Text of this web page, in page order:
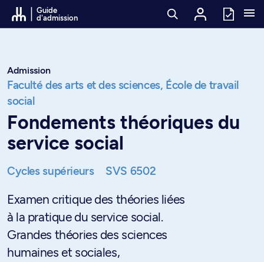
Passer au contenu
Guide
d'admission
Admission
Faculté des arts et des sciences, École de travail
social
Fondements théoriques du
service social
Cycles supérieurs SVS 6502
Examen critique des théories liées
à la pratique du service social.
Grandes théories des sciences
humaines et sociales,